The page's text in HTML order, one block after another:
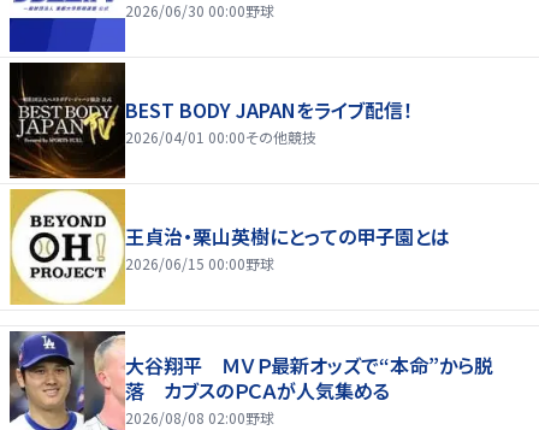
2026/06/30 00:00野球
BEST BODY JAPANをライブ配信！
2026/04/01 00:00その他競技
王貞治・栗山英樹にとっての甲子園とは
2026/06/15 00:00野球
大谷翔平 ＭＶＰ最新オッズで“本命”から脱
落 カブスのＰＣＡが人気集める
2026/08/08 02:00野球